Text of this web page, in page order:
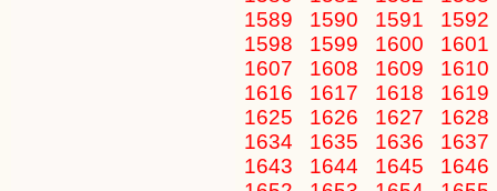
1589
1590 1591
1592
1598
1599 1600
1601
1607
1608 1609
1610
1616
1617 1618
1619
1625
1626 1627
1628
1634
1635 1636
1637
1643
1644 1645
1646